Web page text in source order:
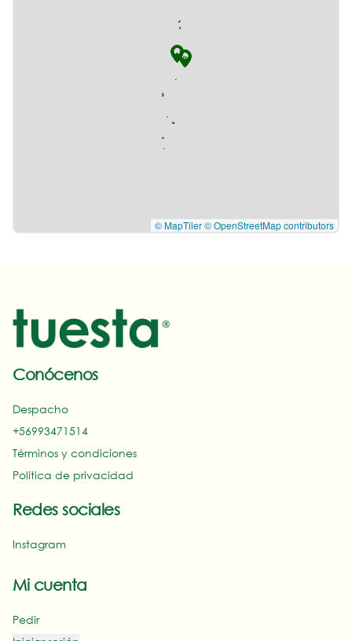
© MapTiler© OpenStreetMap contributors
Conócenos
Despacho
+56993471514‬
Términos y condiciones
Política de privacidad
Redes sociales
Instagram
Mi cuenta
Pedir